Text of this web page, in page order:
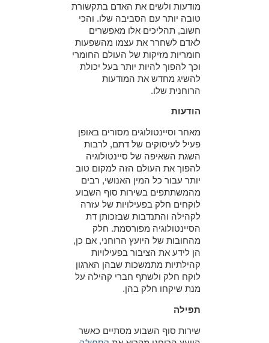
מודעות ולשים את האדם בתקשורת
טובה יותר עם הסביבה שלו. והכי
חשוב, תהליכים אלו מאפשרים
לאדם לשחרר את עצמו מהשפעות
חומריות מזיקות של העולם החומרי
וכך להפוך להיות יותר בעל יכולת
להשיג מחדש את המודעות
הרוחנית שלו.
הודעות
מאחר וסיינטולוגים מסורים באופן
פעיל לעיסוקים של דתם, לרבות
השגת השאיפה של סיינטולוגיה
להפוך את העולם הזה למקום טוב
יותר עבור כל המין האנושי, רבים
מהמשתתפים בשירות סוף השבוע
לוקחים חלק בפעילויות של עזרה
לקהילה והתנדבות שבזכותן דת
הסיינטולוגיה מפורסמת. חלק
מהחובות של היועץ הרוחני, אם כן,
הן לידע את הציבור בפעילויות
קהילתיות מתמשכות שבהן הארגון
לוקח חלק ולשתף חברי קהילה על
מנת שיקחו חלק בהן.
תפילה
שירות סוף השבוע מסתיים כאשר